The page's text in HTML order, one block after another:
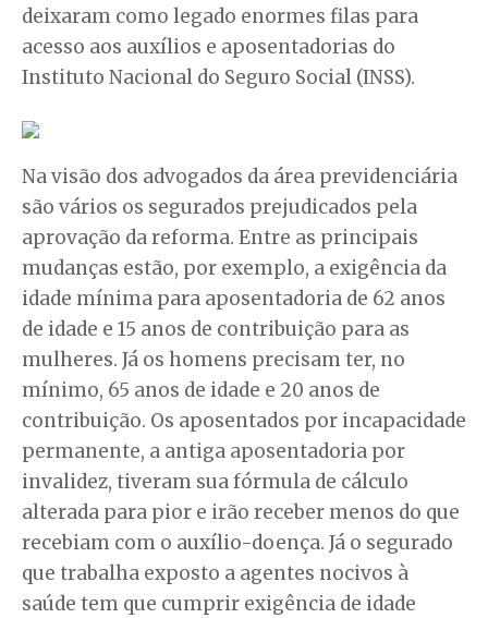
deixaram como legado enormes filas para
acesso aos auxílios e aposentadorias do
Instituto Nacional do Seguro Social (INSS).
Na visão dos advogados da área previdenciária
são vários os segurados prejudicados pela
aprovação da reforma. Entre as principais
mudanças estão, por exemplo, a exigência da
idade mínima para aposentadoria de 62 anos
de idade e 15 anos de contribuição para as
mulheres. Já os homens precisam ter, no
mínimo, 65 anos de idade e 20 anos de
contribuição. Os aposentados por incapacidade
permanente, a antiga aposentadoria por
invalidez, tiveram sua fórmula de cálculo
alterada para pior e irão receber menos do que
recebiam com o auxílio-doença. Já o segurado
que trabalha exposto a agentes nocivos à
saúde tem que cumprir exigência de idade